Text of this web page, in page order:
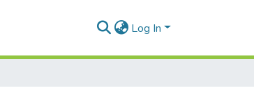
Log In